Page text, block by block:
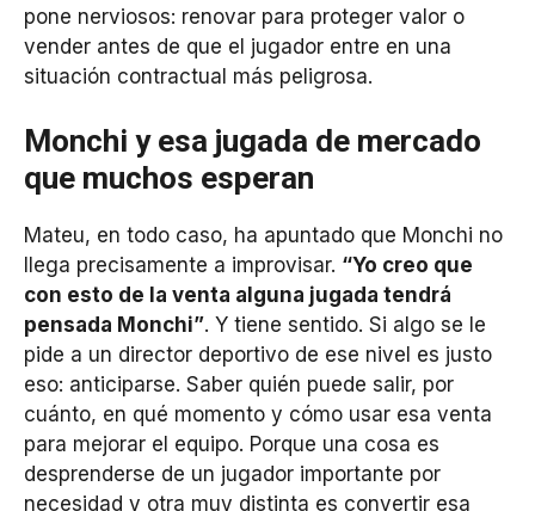
pone nerviosos: renovar para proteger valor o
vender antes de que el jugador entre en una
situación contractual más peligrosa.
Monchi y esa jugada de mercado
que muchos esperan
Mateu, en todo caso, ha apuntado que Monchi no
llega precisamente a improvisar. “Yo creo que
con esto de la venta alguna jugada tendrá
pensada Monchi”. Y tiene sentido. Si algo se le
pide a un director deportivo de ese nivel es justo
eso: anticiparse. Saber quién puede salir, por
cuánto, en qué momento y cómo usar esa venta
para mejorar el equipo. Porque una cosa es
desprenderse de un jugador importante por
necesidad y otra muy distinta es convertir esa